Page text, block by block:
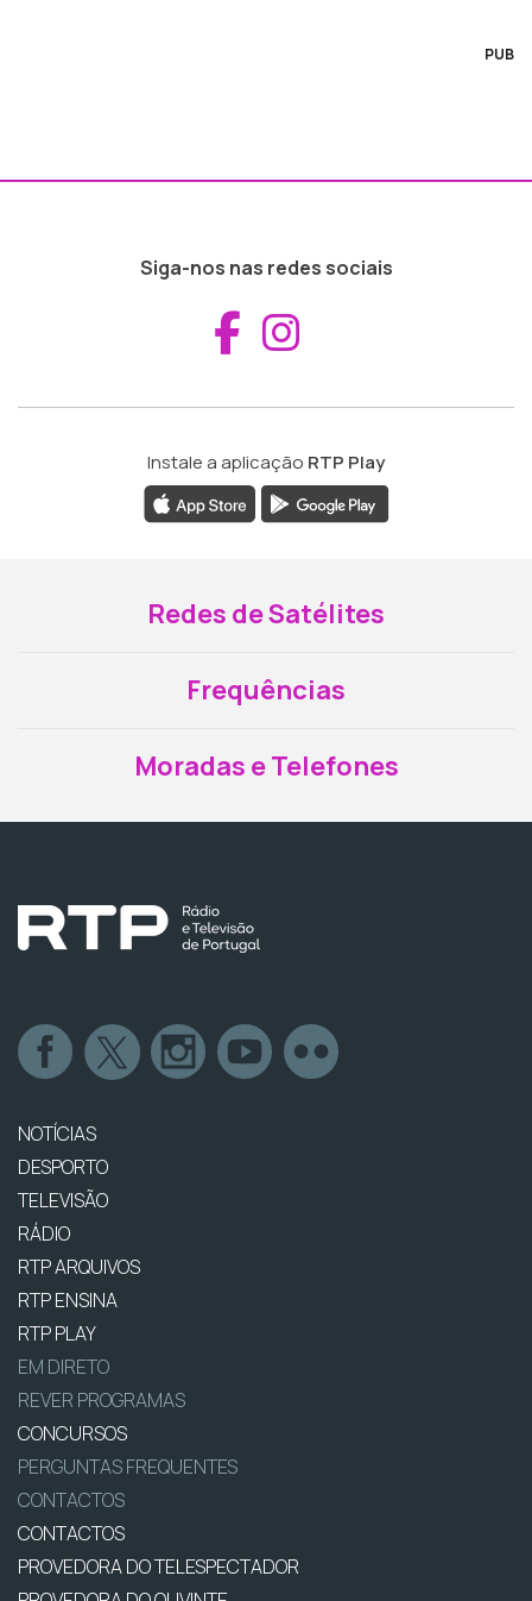
PUB
Siga-nos nas redes sociais
Aceder ao
Instale a aplicação RTP Play
Redes de Satélites
Frequências
Moradas e Telefones
NOTÍCIAS
DESPORTO
TELEVISÃO
RÁDIO
RTP ARQUIVOS
RTP ENSINA
RTP PLAY
EM DIRETO
REVER PROGRAMAS
CONCURSOS
PERGUNTAS FREQUENTES
CONTACTOS
CONTACTOS
PROVEDORA DO TELESPECTADOR